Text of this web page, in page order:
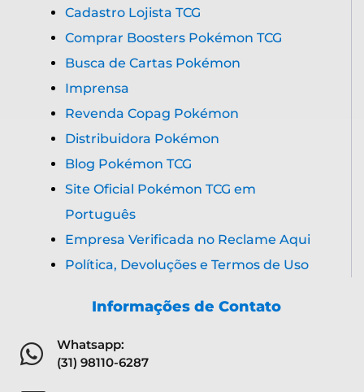
Cadastro Lojista TCG
Comprar Boosters Pokémon TCG
Busca de Cartas Pokémon
Imprensa
Revenda Copag Pokémon
Distribuidora Pokémon
Blog Pokémon TCG
Site Oficial Pokémon TCG em
Português
Empresa Verificada no Reclame Aqui
Política, Devoluções e Termos de Uso
Informações de Contato
Whatsapp:
(31) 98110-6287